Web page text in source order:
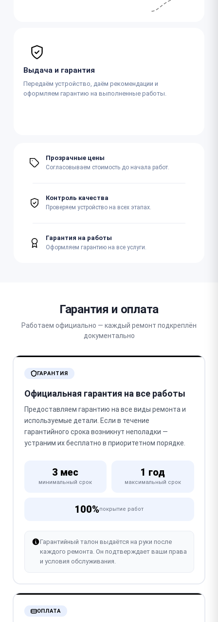
Выдача и гарантия
Передаём устройство, даём рекомендации и
оформляем гарантию на выполненные работы.
Прозрачные цены
Согласовываем стоимость до начала работ.
Контроль качества
Проверяем устройство на всех этапах.
Гарантия на работы
Оформляем гарантию на все услуги.
Гарантия и оплата
Работаем официально — каждый ремонт подкреплён
документально
ГАРАНТИЯ
Официальная гарантия на все работы
Предоставляем гарантию на все виды ремонта и
используемые детали. Если в течение
гарантийного срока возникнут неполадки —
устраним их бесплатно в приоритетном порядке.
3 мес
минимальный срок
1 год
максимальный срок
100%покрытие работ
Гарантийный талон выдаётся на руки после
каждого ремонта. Он подтверждает ваши права
и условия обслуживания.
ОПЛАТА